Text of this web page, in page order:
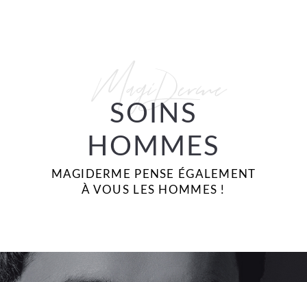
MagiDerme
SOINS
HOMMES
MAGIDERME PENSE ÉGALEMENT
À VOUS LES HOMMES !